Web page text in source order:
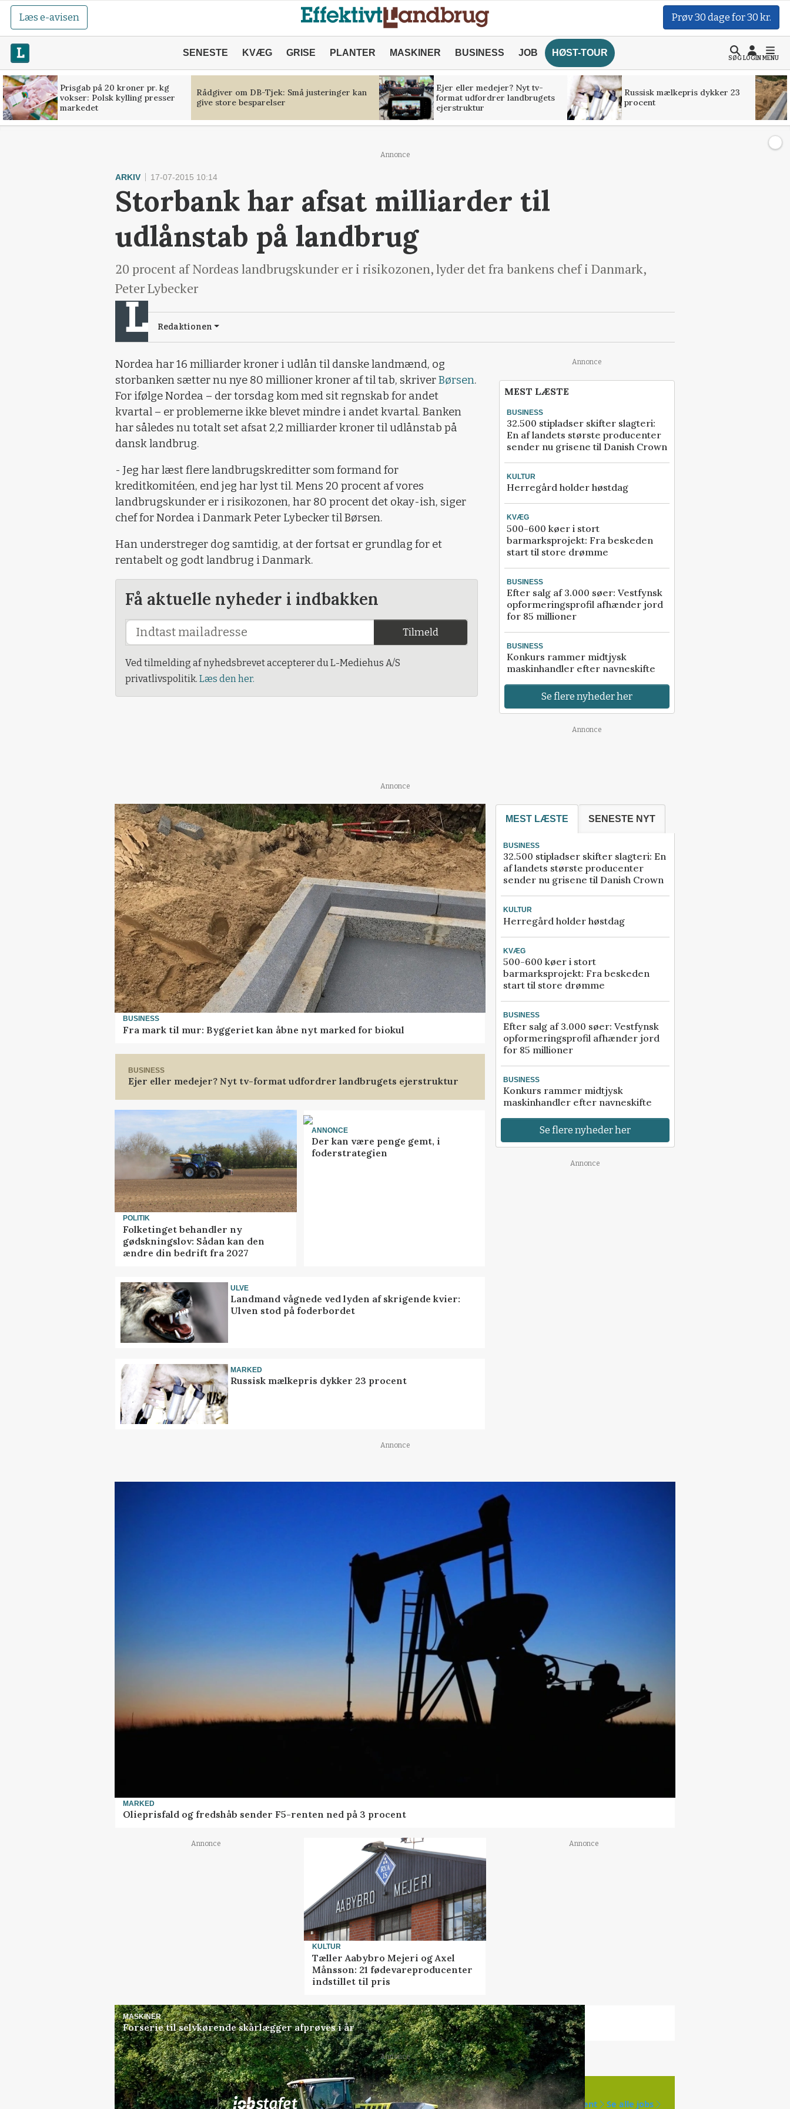
Læs e-avisen Prøv 30 dage for 30 kr.
SENESTE KVÆG GRISE PLANTER MASKINER BUSINESS JOB HØST-TOUR
SØGLOGINMENU
Prisgab på 20 kroner pr. kg
vokser: Polsk kylling presser
markedet
Rådgiver om DB-Tjek: Små justeringer kan
give store besparelser
Ejer eller medejer? Nyt tv-
format udfordrer landbrugets
ejerstruktur
Russisk mælkepris dykker 23
procent
Annonce
ARKIV 17-07-2015 10:14
Storbank har afsat milliarder til
udlånstab på landbrug
20 procent af Nordeas landbrugskunder er i risikozonen, lyder det fra bankens chef i Danmark,
Peter Lybecker
Redaktionen
Nordea har 16 milliarder kroner i udlån til danske landmænd, og
storbanken sætter nu nye 80 millioner kroner af til tab, skriverBørsen.
For ifølge Nordea – der torsdag kom med sit regnskab for andet
kvartal – er problemerne ikke blevet mindre i andet kvartal. Banken
har således nu totalt set afsat 2,2 milliarder kroner til udlånstab på
dansk landbrug.
- Jeg har læst flere landbrugskreditter som formand for
kreditkomitéen, end jeg har lyst til. Mens 20 procent af vores
landbrugskunder er i risikozonen, har 80 procent det okay-ish, siger
chef for Nordea i Danmark Peter Lybecker til Børsen.
Han understreger dog samtidig, at der fortsat er grundlag for et
rentabelt og godt landbrug i Danmark.
Få aktuelle nyheder i indbakken
Tilmeld
Ved tilmelding af nyhedsbrevet accepterer du L-Mediehus A/S
privatlivspolitik. Læs den her.
Annonce
MEST LÆSTE
BUSINESS
32.500 stipladser skifter slagteri:
En af landets største producenter
sender nu grisene til Danish Crown
KULTUR
Herregård holder høstdag
KVÆG
500-600 køer i stort
barmarksprojekt: Fra beskeden
start til store drømme
BUSINESS
Efter salg af 3.000 søer: Vestfynsk
opformeringsprofil afhænder jord
for 85 millioner
BUSINESS
Konkurs rammer midtjysk
maskinhandler efter navneskifte
Se flere nyheder her
Annonce
Annonce
BUSINESS
Fra mark til mur: Byggeriet kan åbne nyt marked for biokul
BUSINESS
Ejer eller medejer? Nyt tv-format udfordrer landbrugets ejerstruktur
POLITIK
Folketinget behandler ny
gødskningslov: Sådan kan den
ændre din bedrift fra 2027
ANNONCE
Der kan være penge gemt, i
foderstrategien
ULVE
Landmand vågnede ved lyden af skrigende kvier:
Ulven stod på foderbordet
MARKED
Russisk mælkepris dykker 23 procent
MEST LÆSTE SENESTE NYT
BUSINESS
32.500 stipladser skifter slagteri: En
af landets største producenter
sender nu grisene til Danish Crown
KULTUR
Herregård holder høstdag
KVÆG
500-600 køer i stort
barmarksprojekt: Fra beskeden
start til store drømme
BUSINESS
Efter salg af 3.000 søer: Vestfynsk
opformeringsprofil afhænder jord
for 85 millioner
BUSINESS
Konkurs rammer midtjysk
maskinhandler efter navneskifte
Se flere nyheder her
Annonce
Annonce
MARKED
Olieprisfald og fredshåb sender F5-renten ned på 3 procent
Annonce
KULTUR
Tæller Aabybro Mejeri og Axel
Månsson: 21 fødevareproducenter
indstillet til pris
Annonce
MASKINER
Forserie til selvkørende skårlægger afprøves i år
Annonce
i samarbejde med 77ledige stillinger Opret agent Se alle jobs